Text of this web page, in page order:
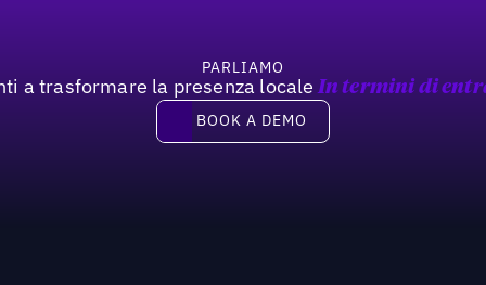
PARLIAMO
a trasformare la presenza locale In termini di
Book a demo
BOOK A DEMO